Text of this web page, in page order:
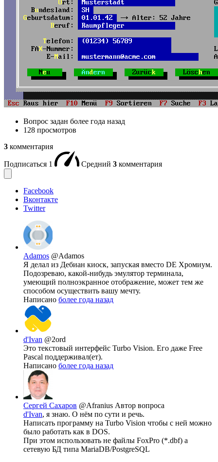
Вопрос задан более года назад
128 просмотров
3 комментария
Подписаться 1 Средний 3 комментария
Facebook
Вконтакте
Twitter
Adamos @Adamos
Я делал из Дебиан киоск, запуская вместо DE Хромиум.
Подозреваю, какой-нибудь эмулятор терминала,
умеющий полноэкранное отображение, может тем же
способом осуществить вашу мечту.
Написано более года назад
d'Ivan @2ord
Это текстовый интерфейс Turbo Vision. Его даже Free
Pascal поддерживал(ет).
Написано более года назад
Сергей Сахаров @Afranius Автор вопроса
d'Ivan, я знаю. О нём по сути и речь.
Написать программу на Turbo Vision чтобы с ней можно
было работать как в DOS.
При этом использовать не файлы FoxPro (*.dbf) а
сетевую БД типа MariaDB/PostgreSQL